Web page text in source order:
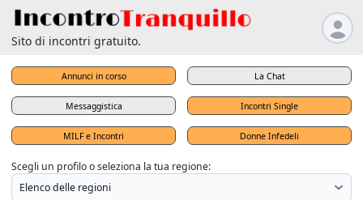
Sito di incontri gratuito.
Annunci in corso La Chat
Messaggistica Incontri Single
MILF e Incontri Donne Infedeli
Scegli un profilo o seleziona la tua regione: